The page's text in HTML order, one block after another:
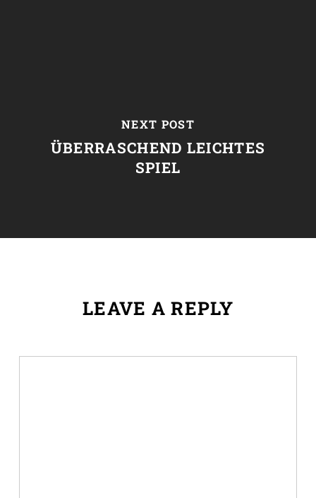
NEXT POST
ÜBERRASCHEND LEICHTES
SPIEL
LEAVE A REPLY